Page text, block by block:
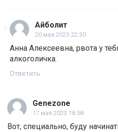
Айболит
20 мая 2023 22:30
Анна Алексеевна, рвота у
алкоголичка.
Ответить
Genezone
17 мая 2023 18:58
Вот, специально, буду